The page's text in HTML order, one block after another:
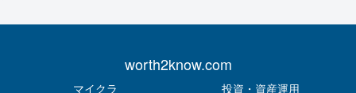
worth2know.com
マイクラ 投資・資産運用